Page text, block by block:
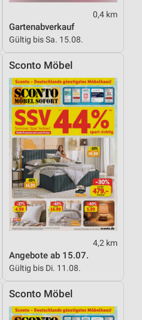
0,4 km
Gartenabverkauf
Gültig bis Sa. 15.08.
Sconto Möbel
4,2 km
Angebote ab 15.07.
Gültig bis Di. 11.08.
Sconto Möbel